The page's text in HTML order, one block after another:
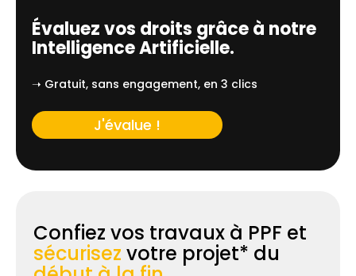
Évaluez vos droits grâce à notre
Intelligence Artificielle.
➝ Gratuit, sans engagement, en 3 clics
J'évalue !
Confiez vos travaux à PPF et
sécurisez votre projet* du